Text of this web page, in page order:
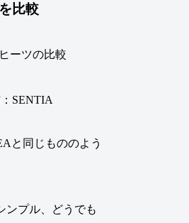
比較
SENTIA
と同じもののよう
ンプル、どうでも